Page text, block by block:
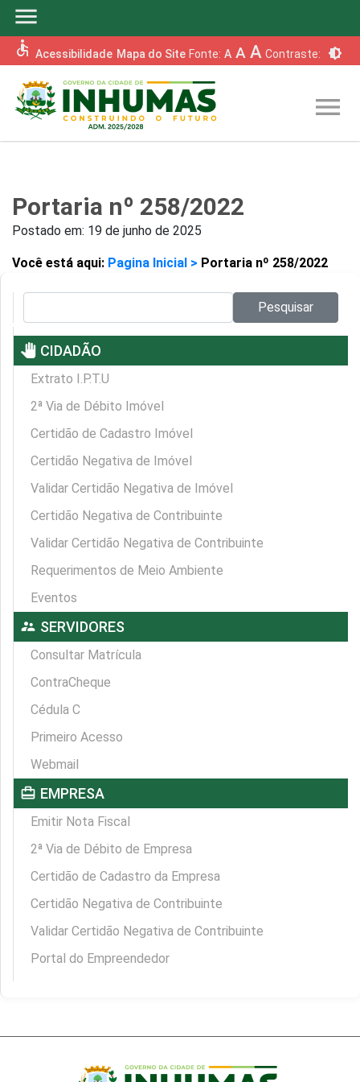
menu
accessible Acessibilidade Mapa do Site Fonte: A A A Contraste: brightness_6
menu
Portaria nº 258/2022
Postado em: 19 de junho de 2025
Você está aqui: Pagina Inicial > Portaria nº 258/2022
Pesquisar
pan_tool CIDADÃO
Extrato I.P.T.U
2ª Via de Débito Imóvel
Certidão de Cadastro Imóvel
Certidão Negativa de Imóvel
Validar Certidão Negativa de Imóvel
Certidão Negativa de Contribuinte
Validar Certidão Negativa de Contribuinte
Requerimentos de Meio Ambiente
Eventos
supervisor_account SERVIDORES
Consultar Matrícula
ContraCheque
Cédula C
Primeiro Acesso
Webmail
card_travel EMPRESA
Emitir Nota Fiscal
2ª Via de Débito de Empresa
Certidão de Cadastro da Empresa
Certidão Negativa de Contribuinte
Validar Certidão Negativa de Contribuinte
Portal do Empreendedor